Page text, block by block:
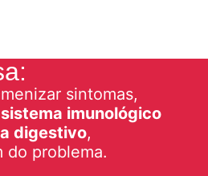
sintomas,
imunológico
digestivo,
do problema.